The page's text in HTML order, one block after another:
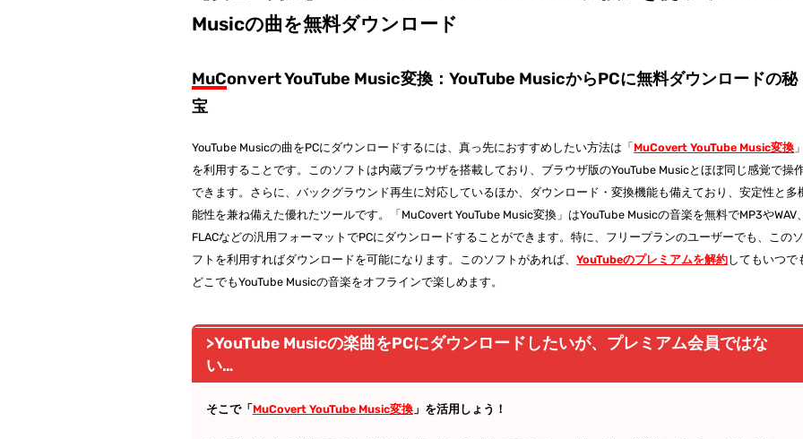
Musicの曲を無料ダウンロード
MuConvert YouTube Music変換：YouTube MusicからPCに無料ダウンロードの秘
宝
YouTube Musicの曲をPCにダウンロードするには、真っ先におすすめしたい方法は「 MuCovert YouTube Music変換
を利用することです。このソフトは内蔵ブラウザを搭載しており、ブラウザ版のYouTube Musicとほぼ同じ感覚で操
できます。さらに、バックグラウンド再生に対応しているほか、ダウンロード・変換機能も備えており、安定性と多
能性を兼ね備えた優れたツールです。「MuCovert YouTube Music変換」はYouTube Musicの音楽を無料でMP3やWAV
FLACなどの汎用フォーマットでPCにダウンロードすることができます。特に、フリープランのユーザーでも、この
フトを利用すればダウンロードを可能になります。このソフトがあれば、YouTubeのプレミアムを解約してもいつで
どこでもYouTube Musicの音楽をオフラインで楽しめます。
>YouTube Musicの楽曲をPCにダウンロードしたいが、プレミアム会員ではな
い…
そこで「 MuCovert YouTube Music変換」を活用しょう！